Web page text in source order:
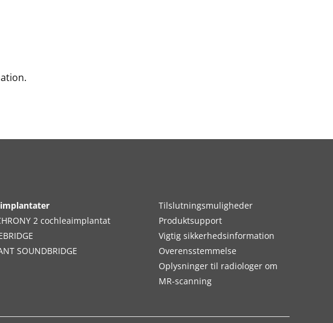
2 cochleaimplantat
SOUNDBRIDGE
Tilslutningsmuligheder
Produktsupport
Vigtig sikkerhedsinformation
Overensstemmelse
Oplysninger til radiologer om
MR-scanning